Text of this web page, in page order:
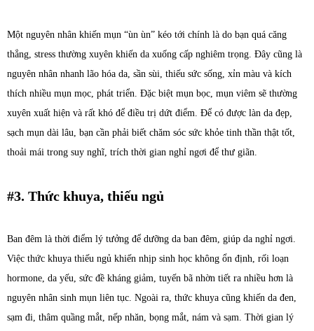
Một nguyên nhân khiến mụn “ùn ùn” kéo tới chính là do bạn quá căng
thẳng, stress thường xuyên khiến da xuống cấp nghiêm trọng. Đây cũng là
nguyên nhân nhanh lão hóa da, sần sùi, thiếu sức sống, xỉn màu và kích
thích nhiều mụn mọc, phát triển. Đặc biệt mụn bọc, mụn viêm sẽ thường
xuyên xuất hiện và rất khó để điều trị dứt điểm. Để có được làn da đẹp,
sạch mụn dài lâu, bạn cần phải biết chăm sóc sức khỏe tinh thần thật tốt,
thoải mái trong suy nghĩ, trích thời gian nghỉ ngơi để thư giãn.
#3. Thức khuya, thiếu ngủ
Ban đêm là thời điểm lý tưởng để dưỡng da ban đêm, giúp da nghỉ ngơi.
Việc thức khuya thiếu ngủ khiến nhịp sinh học không ổn định, rối loạn
hormone, da yếu, sức đề kháng giảm, tuyến bã nhờn tiết ra nhiều hơn là
nguyên nhân sinh mụn liên tục. Ngoài ra, thức khuya cũng khiến da đen,
sạm đi, thâm quầng mắt, nếp nhăn, bọng mắt, nám và sạm. Thời gian lý